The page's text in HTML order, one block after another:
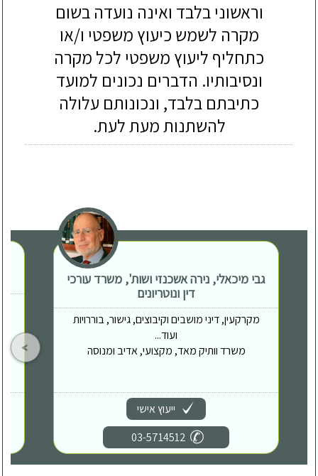
וראשוני בלבד ואינה נועדה בשום
מקרה לשמש כיעוץ משפטי ו/או
כתחליף ליעוץ משפטי לכל מקרה
ונסיבותיו. הדברים נכונים למועד
כתיבתם בלבד, ונכונותם עלולה
להשתנות מעת לעת.
גבי מיכאלי, נירה אשכנזי ושות', משרד עורכי
דין ונוטריונים
מקרקעין, דיני מושבים וקיבוצים, גישור, בוררויות
ועוד...
משרד וותיק מאד, מקצועי, אדיב ומנוסה
ייעוץ אישי
03-5714512